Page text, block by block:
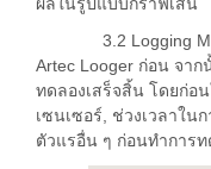
3.2 Logging Mode
Artec Looger ก่อน จา
ทดลองเสร็จสิ้น โดยก่อ
เซนเซอร์, ช่วงเวลาใน
ตัวแรอื่น ๆ ก่อนทำการท